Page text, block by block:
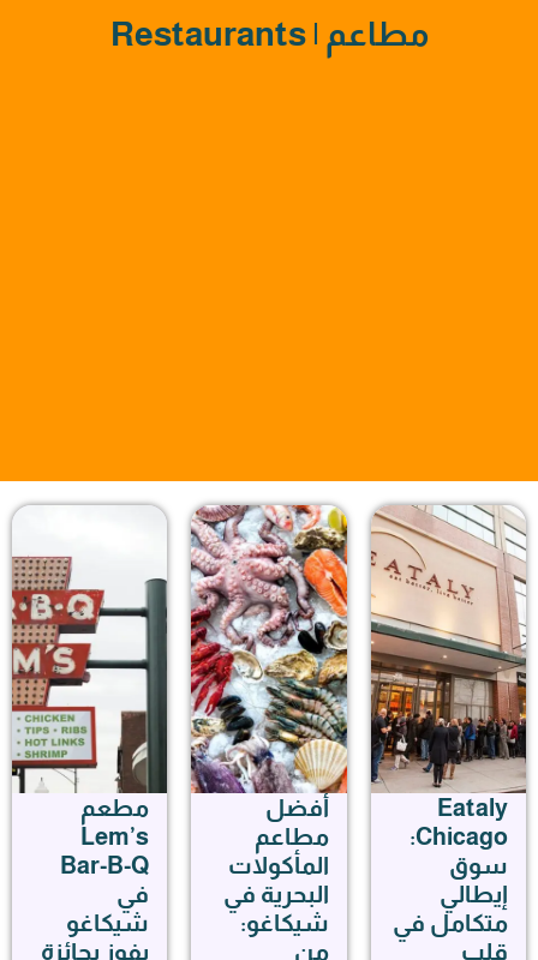
مطاعم | Restaurants
Eataly
Chicago:
سوق
إيطالي
متكامل في
قلب
أفضل
مطاعم
المأكولات
البحرية في
شيكاغو:
من
مطعم
Lem’s
Bar-B-Q
في
شيكاغو
يفوز بجائزة